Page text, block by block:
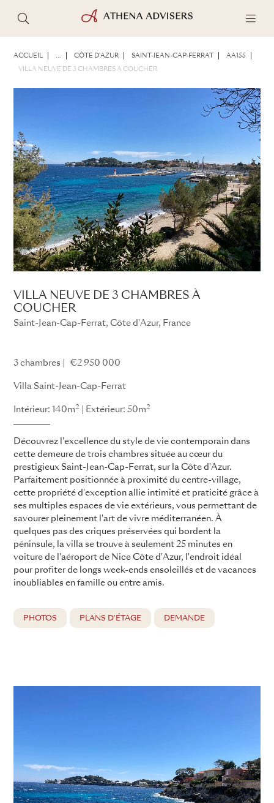
ACCUEIL ... CÔTE D'AZUR SAINT-JEAN-CAP-FERRAT AA155
VILLA NEUVE DE 3 CHAMBRES À COUCHER
VILLA NEUVE DE 3 CHAMBRES À
COUCHER
Saint-Jean-Cap-Ferrat, Côte d'Azur, France
3 chambres €2 950 000
Villa Saint-Jean-Cap-Ferrat
Intérieur: 140m2 Extérieur: 50m2
Découvrez l'excellence du style de vie contemporain dans
cette demeure de trois chambres située au cœur du
prestigieux Saint-Jean-Cap-Ferrat, sur la Côte d'Azur.
Parfaitement positionnée à proximité du centre-village,
cette propriété d'exception allie intimité et praticité grâce à
ses multiples espaces de vie extérieurs, vous permettant de
savourer pleinement l'art de vivre méditerranéen. À
quelques pas des criques préservées qui bordent la
péninsule, la villa se trouve à seulement 25 minutes en
voiture de l'aéroport de Nice Côte d'Azur, l'endroit idéal
pour profiter de longs week-ends ensoleillés et de vacances
inoubliables en famille ou entre amis.
PHOTOS PLANS D'ÉTAGE DEMANDE